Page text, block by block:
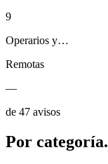
9
Operarios y…
Remotas
—
de 47 avisos
Por categoría.